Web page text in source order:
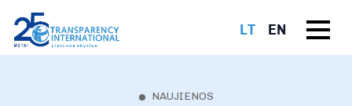
LT EN
NAUJIENOS